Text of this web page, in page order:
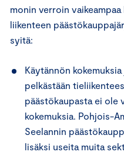
monin verroin
liikenteen
syitä:
Käytännön
pelkästään
päästökaupasta ei ole
kokemuksia. Pohjois-
Seelannin
lisäksi useita muita